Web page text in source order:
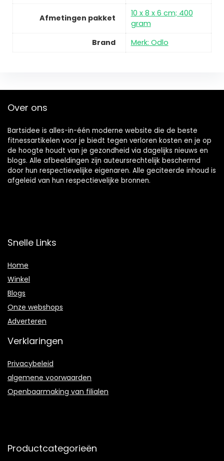
Afmetingen pakket
10 x 8 x 6 cm; 400
gram
Brand
Merk: Odlo
Over ons
Bartsidee is alles-in-één moderne website die de beste
fitnessartikelen voor je biedt tegen verloren kosten en je op
de hoogte houdt van je gezondheid via dagelijks nieuws en
blogs. Alle afbeeldingen zijn auteursrechtelijk beschermd
door hun respectievelijke eigenaren. Alle geciteerde inhoud is
afgeleid van hun respectievelijke bronnen.
Snelle Links
Home
Winkel
Blogs
Onze webshops
Adverteren
Verklaringen
Privacybeleid
algemene voorwaarden
Openbaarmaking van filialen
Productcategorieën